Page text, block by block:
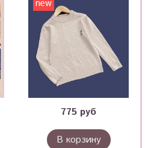
new
775 руб
В корзину